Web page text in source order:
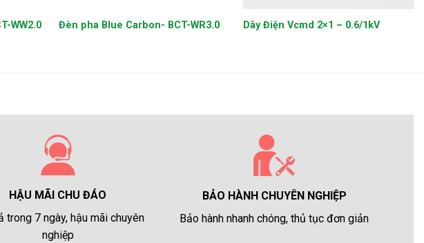
WW2.0 Đèn pha Blue Carbon- BCT-WR3.0 Dây Điện Vcmd 2×1 – 0.6/1kV
HẬU MÃI CHU ĐÁO
trong 7 ngày, hậu mãi chuyên
nghiệp
BẢO HÀNH CHUYÊN NGHIỆP
Bảo hành nhanh chóng, thủ tục đơn giản